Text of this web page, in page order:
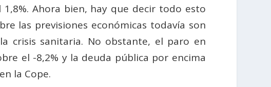
Ahora bien, hay que decir todo esto
las previsiones económicas todavía son
crisis sanitaria. No obstante, el paro en
el -8,2% y la deuda pública por encima
en la Cope.